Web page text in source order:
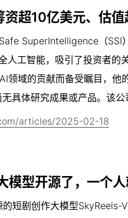
资超10亿美元、估
SuperIntelligence（SSI
人工智能，吸引了投资者
领域的贡献而备受瞩目，他
具体研究成果或产品。该
articles/2025-02-18
模型开源了，一个
短剧创作大模型